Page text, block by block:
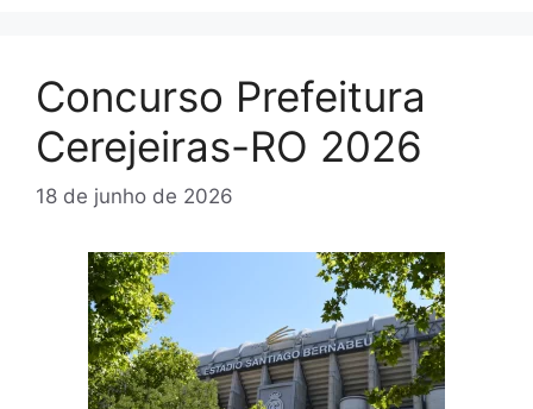
Concurso Prefeitura
Cerejeiras-RO 2026
18 de junho de 2026